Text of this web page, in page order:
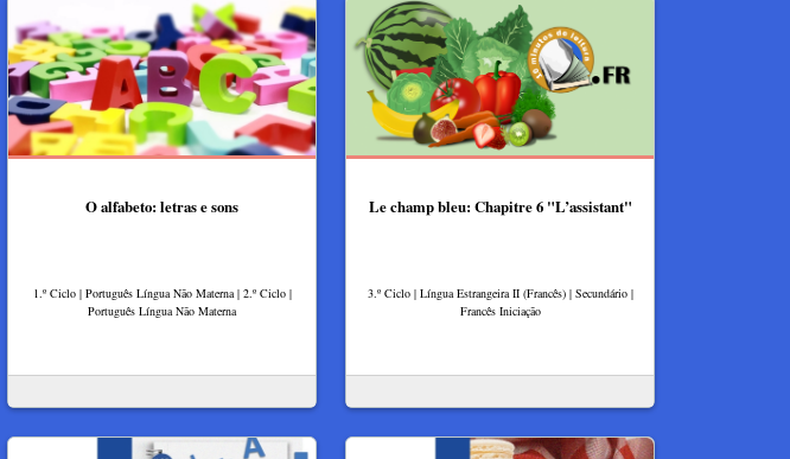
O alfabeto: letras e sons
1.º Ciclo | Português Língua Não Materna | 2.º Ciclo |
Português Língua Não Materna
Le champ bleu: Chapitre 6 "L’assistant"
3.º Ciclo | Língua Estrangeira II (Francês) | Secundário |
Francês Iniciação